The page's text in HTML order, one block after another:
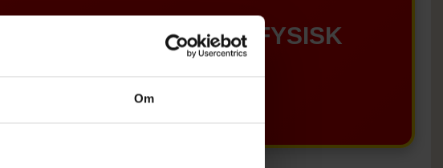
Om
Tilbud GÆLDER IKKE I FYSISK
BUTIKKERE